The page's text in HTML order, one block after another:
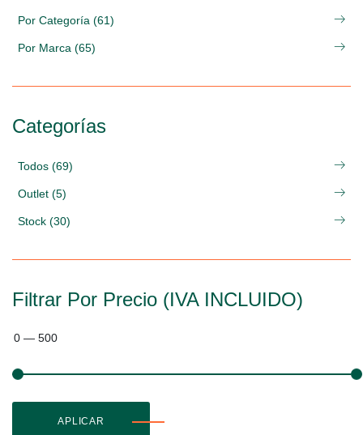
Por Categoría (61)
Por Marca (65)
Categorías
Todos (69)
Outlet (5)
Stock (30)
Filtrar Por Precio (IVA INCLUIDO)
0 — 500
APLICAR